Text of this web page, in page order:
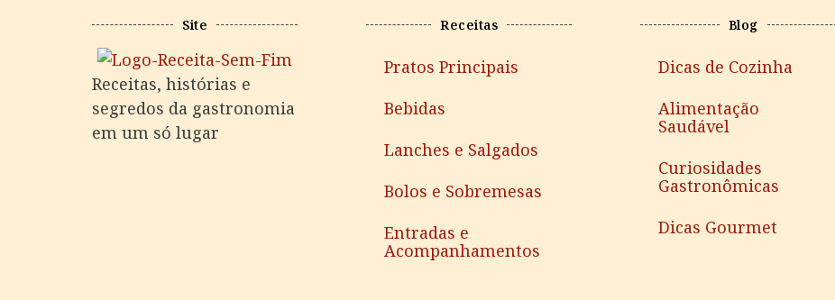
Site
Receitas, histórias e
segredos da gastronomia
em um só lugar
Receitas
Pratos Principais
Bebidas
Lanches e Salgados
Bolos e Sobremesas
Entradas e
Acompanhamentos
Blog
Dicas de Cozinha
Alimentação
Saudável
Curiosidades
Gastronômicas
Dicas Gourmet